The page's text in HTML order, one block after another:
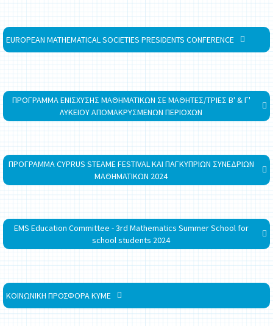
EUROPEAN MATHEMATICAL SOCIETIES PRESIDENTS CONFERENCE
ΠΡΟΓΡΑΜΜΑ ΕΝΙΣΧΥΣΗΣ ΜΑΘΗΜΑΤΙΚΩΝ ΣΕ ΜΑΘΗΤΕΣ/ΤΡΙΕΣ Β' & Γ'
ΛΥΚΕΙΟΥ ΑΠΟΜΑΚΡΥΣΜΕΝΩΝ ΠΕΡΙΟΧΩΝ
ΠΡΟΓΡΑΜΜΑ CYPRUS STEAME FESTIVAL ΚΑΙ ΠΑΓΚΥΠΡΙΩΝ ΣΥΝΕΔΡΙΩΝ
ΜΑΘΗΜΑΤΙΚΩΝ 2024
EMS Education Committee - 3rd Mathematics Summer School for
school students 2024
ΚΟΙΝΩΝΙΚΗ ΠΡΟΣΦΟΡΑ ΚΥΜΕ